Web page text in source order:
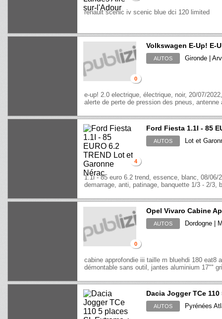
renault scenic iv scenic blue dci 120 limited
0
Volkswagen E-Up! E-
AUTOS Gironde |
e-up! 2.0 electrique, électrique, noir, 20/07/
alerte de perte de pression des pneus,
4
Ford Fiesta 1.1I - 85
AUTOS Lot et
1.1i - 85 euro 6.2 trend, essence, blanc, 08/
demarrage, anti, patinage, banquette 1/3 - 2/3,
0
Opel Vivaro Cabine
AUTOS Dordogne |
cabine approfondie iii taille m bluehdi 180 eat8
démontable sans outil, jantes aluminium 17""
Dacia Jogger TCe
AUTOS Pyrénées